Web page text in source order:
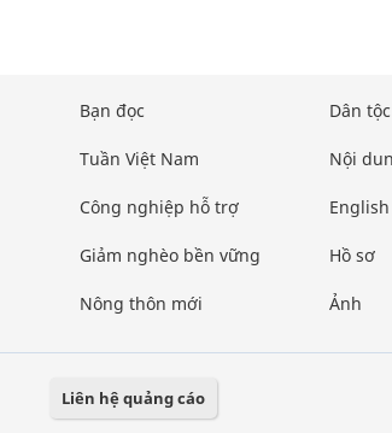
Bạn đọc
Tuần Việt Nam
Công nghiệp hỗ trợ
Giảm nghèo bền vững
Nông thôn mới
Dân
Nội
English
Hồ sơ
Ảnh
Liên hệ quảng cáo